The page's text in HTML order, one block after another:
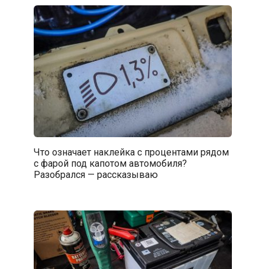
Что означает наклейка с процентами рядом
с фарой под капотом автомобиля?
Разобрался — рассказываю